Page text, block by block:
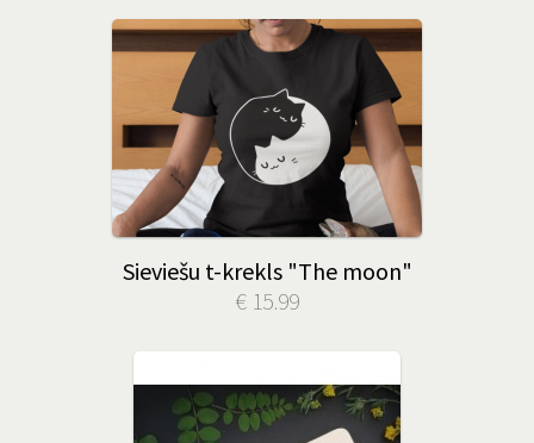
Sieviešu t-krekls "The moon"
€ 15.99